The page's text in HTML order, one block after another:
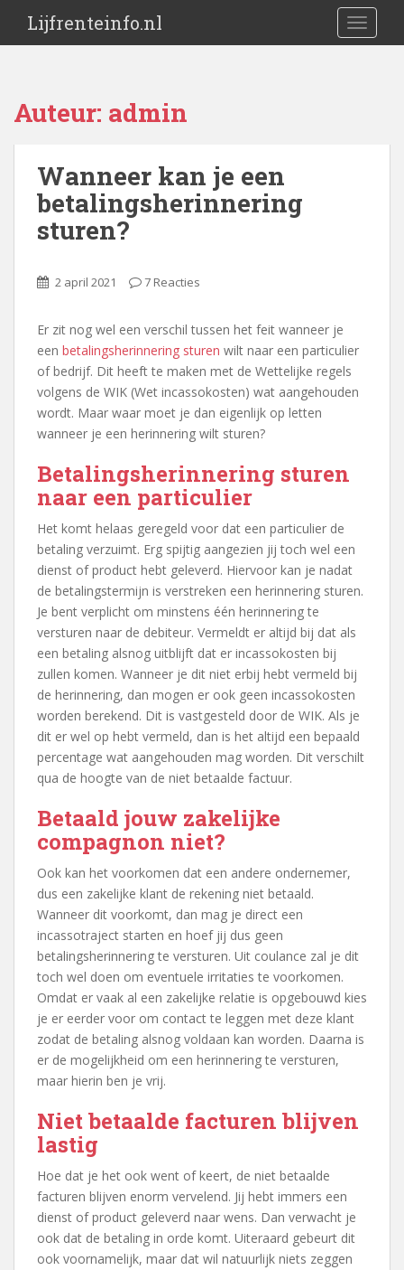
Lijfrenteinfo.nl
Auteur: admin
Wanneer kan je een
betalingsherinnering
sturen?
2 april 2021 7 Reacties
Er zit nog wel een verschil tussen het feit wanneer je
een betalingsherinnering sturen wilt naar een particulier
of bedrijf. Dit heeft te maken met de Wettelijke regels
volgens de WIK (Wet incassokosten) wat aangehouden
wordt. Maar waar moet je dan eigenlijk op letten
wanneer je een herinnering wilt sturen?
Betalingsherinnering sturen
naar een particulier
Het komt helaas geregeld voor dat een particulier de
betaling verzuimt. Erg spijtig aangezien jij toch wel een
dienst of product hebt geleverd. Hiervoor kan je nadat
de betalingstermijn is verstreken een herinnering sturen.
Je bent verplicht om minstens één herinnering te
versturen naar de debiteur. Vermeldt er altijd bij dat als
een betaling alsnog uitblijft dat er incassokosten bij
zullen komen. Wanneer je dit niet erbij hebt vermeld bij
de herinnering, dan mogen er ook geen incassokosten
worden berekend. Dit is vastgesteld door de WIK. Als je
dit er wel op hebt vermeld, dan is het altijd een bepaald
percentage wat aangehouden mag worden. Dit verschilt
qua de hoogte van de niet betaalde factuur.
Betaald jouw zakelijke
compagnon niet?
Ook kan het voorkomen dat een andere ondernemer,
dus een zakelijke klant de rekening niet betaald.
Wanneer dit voorkomt, dan mag je direct een
incassotraject starten en hoef jij dus geen
betalingsherinnering te versturen. Uit coulance zal je dit
toch wel doen om eventuele irritaties te voorkomen.
Omdat er vaak al een zakelijke relatie is opgebouwd kies
je er eerder voor om contact te leggen met deze klant
zodat de betaling alsnog voldaan kan worden. Daarna is
er de mogelijkheid om een herinnering te versturen,
maar hierin ben je vrij.
Niet betaalde facturen blijven
lastig
Hoe dat je het ook went of keert, de niet betaalde
facturen blijven enorm vervelend. Jij hebt immers een
dienst of product geleverd naar wens. Dan verwacht je
ook dat de betaling in orde komt. Uiteraard gebeurt dit
ook voornamelijk, maar dat wil natuurlijk niets zeggen